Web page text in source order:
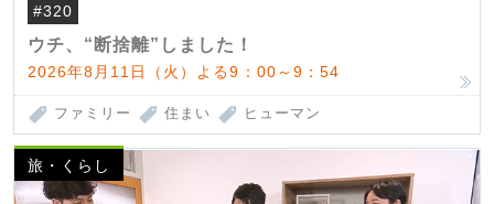
#320
ウチ、“断捨離”しました！
2026年8月11日（火）よる9：00～9：54
ファミリー 住まい ヒューマン
旅・くらし